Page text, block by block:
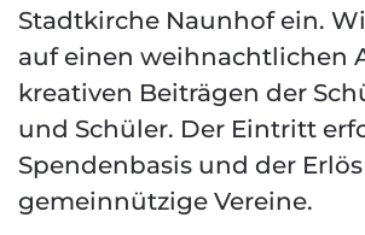
Stadtkirche Naunhof ein.
auf einen weihnachtlichen
kreativen Beiträgen der
und Schüler. Der Eintritt
Spendenbasis und der
gemeinnützige Vereine.